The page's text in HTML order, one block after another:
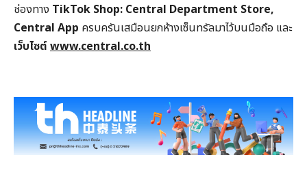
ช่องทาง TikTok Shop: Central Department Store,
Central App ครบครันเสมือนยกห้างเซ็นทรัลมาไว้บนมือถือ และ
เว็บไซต์ www.central.co.th